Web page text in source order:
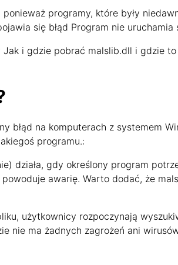
programy, które były
się błąd Program nie
i gdzie pobrać malslib.dll i gdzie
błąd na komputerach z systemem
programu.:
działa, gdy określony program
powoduje awarię. Warto dodać, że
użytkownicy rozpoczynają
nie ma żadnych zagrożeń ani